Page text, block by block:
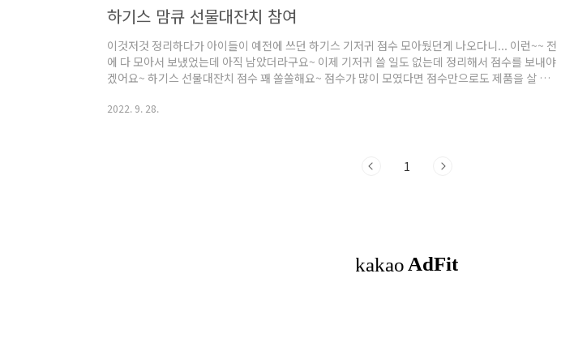
하기스 맘큐 선물대잔치 참여
이것저것 정리하다가 아이들이 예전에 쓰던 하기스 기저귀 점수 모아뒀던게 나오다니... 이런~~ 전
에 다 모아서 보냈었는데 아직 남았더라구요~ 이제 기저귀 쓸 일도 없는데 정리해서 점수를 보내야
겠어요~ 하기스 선물대잔치 점수 꽤 쏠쏠해요~ 점수가 많이 모였다면 점수만으로도 제품을 살 수
여방법을 알아드릴게요~ 먼저, 유한킴벌리 통합회원을 가입해주세요. 맘큐 이용약관 동의 및 자녀
고 하니 꼬옥 점수판을 출력하여 사용해주세요~ 점수판 사..
2022. 9. 28.
1